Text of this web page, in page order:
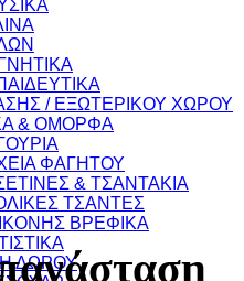
/ ΕΞΩΤΕΡΙΚΟΥ ΧΩΡΟΥ
& ΟΜΟΡΦΑ
ΦΑΓΗΤΟΥ
& ΤΣΑΝΤΑΚΙΑ
ΤΣΑΝΤΕΣ
ΒΡΕΦΙΚΑ
ΔΩΡΟΥ